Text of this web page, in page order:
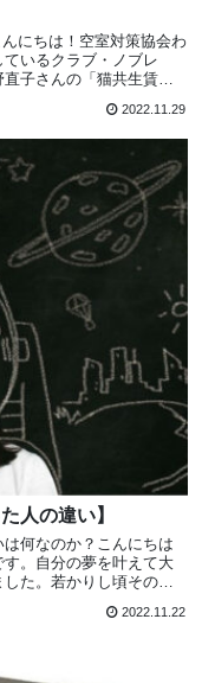
にちは！空室対策協会わ
いるクラブ・ノブレ
子さんの「猫共生賃貸
像していた単なるペット
目から鱗…私も含めて自
...
2022.11.29
人の違い】
何なのか？こんにちは
。自分の夢を叶えて大
た。若かりし頃その頃
！と宣言した人がいたけ
達成できた人とできな
...
2022.11.22